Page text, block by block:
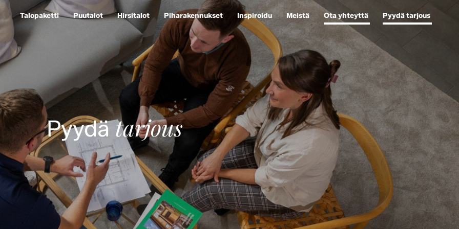
Talopaketti Puutalot Hirsitalot Piharakennukset Inspiroidu Meistä Ota yhteyttä Pyydä tarjous
Pyydätarjous